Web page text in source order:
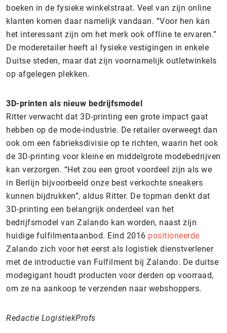
boeken in de fysieke winkelstraat. Veel van zijn online
klanten komen daar namelijk vandaan. “Voor hen kan
het interessant zijn om het merk ook offline te ervaren.”
De moderetailer heeft al fysieke vestigingen in enkele
Duitse steden, maar dat zijn voornamelijk outletwinkels
op afgelegen plekken.
3D-printen als nieuw bedrijfsmodel
Ritter verwacht dat 3D-printing een grote impact gaat
hebben op de mode-industrie. De retailer overweegt dan
ook om een fabrieksdivisie op te richten, waarin het ook
de 3D-printing voor kleine en middelgrote modebedrijven
kan verzorgen. “Het zou een groot voordeel zijn als we
in Berlijn bijvoorbeeld onze best verkochte sneakers
kunnen bijdrukken”, aldus Ritter. De topman denkt dat
3D-printing een belangrijk onderdeel van het
bedrijfsmodel van Zalando kan worden, naast zijn
huidige fulfilmentaanbod. Eind 2016 positioneerde
Zalando zich voor het eerst als logistiek dienstverlener
met de introductie van Fulfilment bij Zalando. De duitse
modegigant houdt producten voor derden op voorraad,
om ze na aankoop te verzenden naar webshoppers.
Redactie LogistiekProfs